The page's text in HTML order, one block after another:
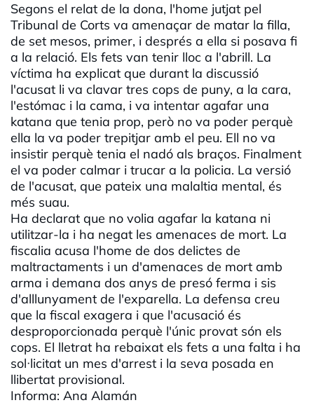
Segons el relat de la dona, l'home jutjat pel
Tribunal de Corts va amenaçar de matar la filla,
de set mesos, primer, i després a ella si posava fi
a la relació. Els fets van tenir lloc a l'abrill. La
víctima ha explicat que durant la discussió
l'acusat li va clavar tres cops de puny, a la cara,
l'estómac i la cama, i va intentar agafar una
katana que tenia prop, però no va poder perquè
ella la va poder trepitjar amb el peu. Ell no va
insistir perquè tenia el nadó als braços. Finalment
el va poder calmar i trucar a la policia. La versió
de l'acusat, que pateix una malaltia mental, és
més suau.
Ha declarat que no volia agafar la katana ni
utilitzar-la i ha negat les amenaces de mort. La
fiscalia acusa l'home de dos delictes de
maltractaments i un d'amenaces de mort amb
arma i demana dos anys de presó ferma i sis
d'alllunyament de l'exparella. La defensa creu
que la fiscal exagera i que l'acusació és
desproporcionada perquè l'únic provat són els
cops. El lletrat ha rebaixat els fets a una falta i ha
sol·licitat un mes d'arrest i la seva posada en
llibertat provisional.
Informa: Ana Alamán